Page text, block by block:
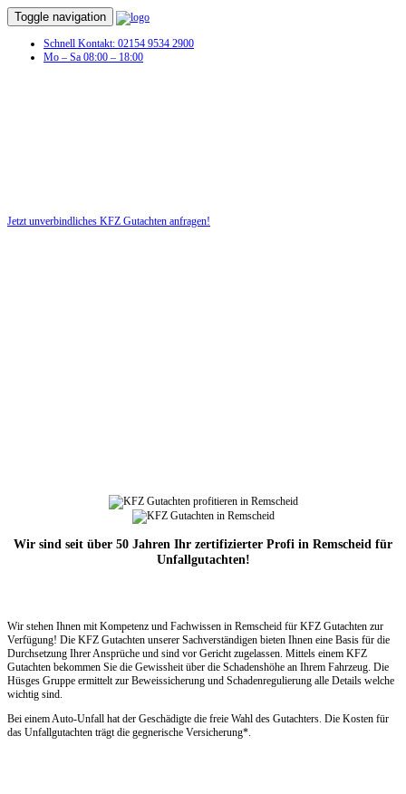
Toggle navigation
Schnell Kontakt: 02154 9534 2900
Mo – Sa 08:00 – 18:00
Jetzt unverbindliches KFZ Gutachten anfragen!
Wir sind seit über 50 Jahren Ihr zertifizierter Profi in Remscheid für
Unfallgutachten!
Wir stehen Ihnen mit Kompetenz und Fachwissen in Remscheid für KFZ Gutachten zur
Verfügung! Die KFZ Gutachten unserer Sachverständigen bieten Ihnen eine Basis für die
Durchsetzung Ihrer Ansprüche und sind vor Gericht zugelassen. Mittels einem KFZ
Gutachten bekommen Sie die Gewissheit über die Schadenshöhe an Ihrem Fahrzeug. Die
Hüsges Gruppe ermittelt zur Beweissicherung und Schadenregulierung alle Details welche
wichtig sind.
Bei einem Auto-Unfall hat der Geschädigte die freie Wahl des Gutachters. Die Kosten für
das Unfallgutachten trägt die gegnerische Versicherung*.